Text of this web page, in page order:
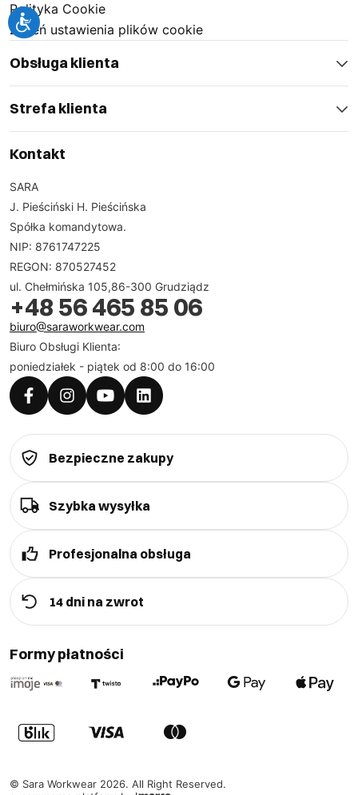
Polityka Cookie
Zmień ustawienia plików cookie
Obsługa klienta
Strefa klienta
Kontakt
SARA
J. Pieściński H. Pieścińska
Spółka komandytowa.
NIP: 8761747225
REGON: 870527452
ul. Chełmińska 105,86-300 Grudziądz
+48 56 465 85 06
biuro@saraworkwear.com
Biuro Obsługi Klienta:
poniedziałek - piątek od 8:00 do 16:00
Bezpieczne zakupy
Szybka wysyłka
Profesjonalna obsługa
14 dni na zwrot
Formy płatności
© Sara Workwear 2026. All Right Reserved.